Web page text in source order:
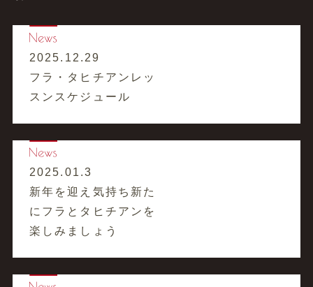
2025.12.29
フラ・タヒチアンレッ
スンスケジュール
2025.01.3
新年を迎え気持ち新た
にフラとタヒチアンを
楽しみましょう